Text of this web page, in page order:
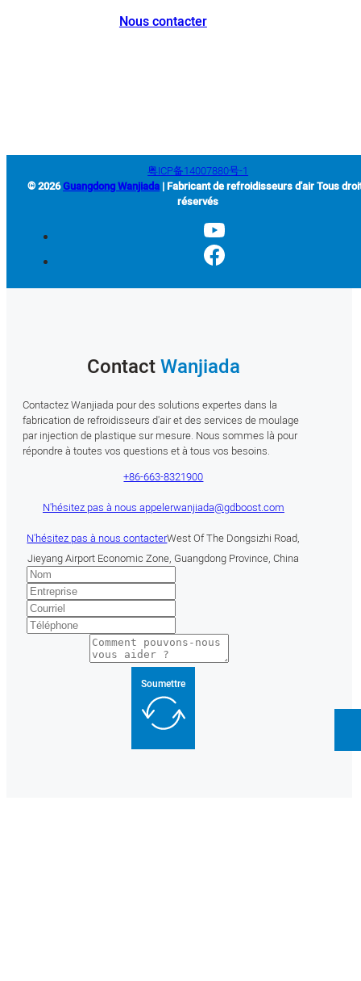
Nous contacter
粤ICP备14007880号-1
© 2026Guangdong Wanjiada | Fabricant de refroidisseurs d'air Tous
réservés
ContactWanjiada
Contactez Wanjiada pour des solutions expertes dans la
fabrication de refroidisseurs d'air et des services de moulage
par injection de plastique sur mesure. Nous sommes là pour
répondre à toutes vos questions et à tous vos besoins.
+86-663-8321900
N'hésitez pas à nous appelerwanjiada@gdboost.com
N'hésitez pas à nous contacterWest Of The Dongsizhi Road,
Jieyang Airport Economic Zone, Guangdong Province, China
Soumettre